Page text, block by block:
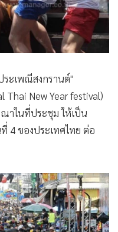
ระเพณีสงกรานต์"
Thai New Year festival)
าในที่ประชุม ให้เป็น
4 ของประเทศไทย ต่อ